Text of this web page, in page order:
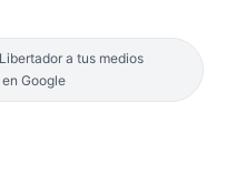
a tus medios
Google